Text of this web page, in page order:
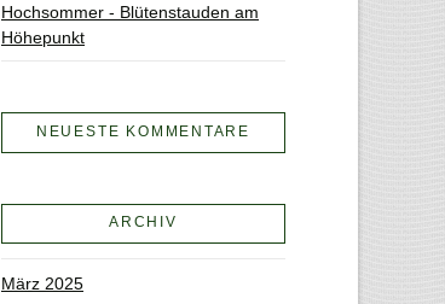
Hochsommer - Blütenstauden am
Höhepunkt
NEUESTE KOMMENTARE
ARCHIV
März 2025